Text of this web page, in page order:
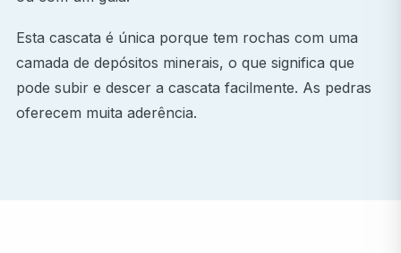
Esta cascata é única porque tem rochas com uma
camada de depósitos minerais, o que significa que
pode subir e descer a cascata facilmente. As pedras
oferecem muita aderência.